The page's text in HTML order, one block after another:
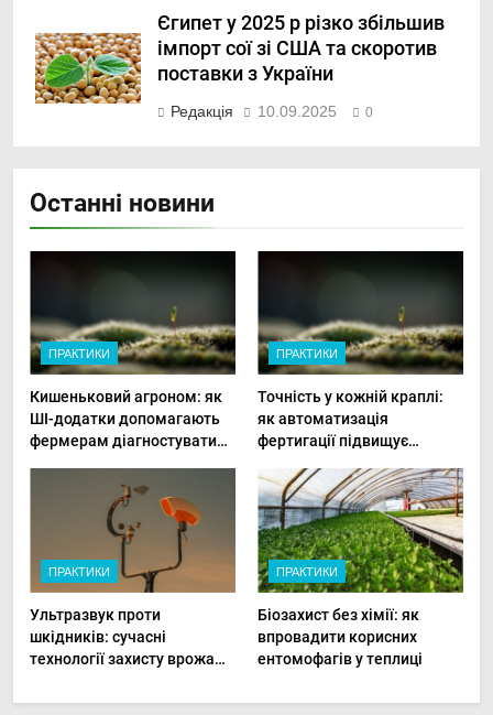
Єгипет у 2025 р різко збільшив
імпорт сої зі США та скоротив
поставки з України
Редакція 10.09.2025 0
Останні новини
ПРАКТИКИ
Кишеньковий агроном: як
ШІ-додатки допомагають
фермерам діагностувати
ПРАКТИКИ
Точність у кожній краплі:
як автоматизація
фертигації підвищує
ПРАКТИКИ
Ультразвук проти
шкідників: сучасні
технології захисту врожаю
ПРАКТИКИ
Біозахист без хімії: як
впровадити корисних
ентомофагів у теплиці